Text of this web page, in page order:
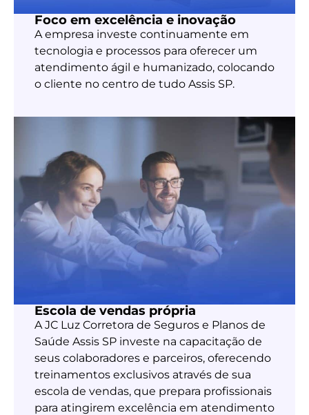
Foco em excelência e inovação
A empresa investe continuamente em
tecnologia e processos para oferecer um
atendimento ágil e humanizado, colocando
o cliente no centro de tudo Assis SP.
Escola de vendas própria
A JC Luz Corretora de Seguros e Planos de
Saúde Assis SP investe na capacitação de
seus colaboradores e parceiros, oferecendo
treinamentos exclusivos através de sua
escola de vendas, que prepara profissionais
para atingirem excelência em atendimento